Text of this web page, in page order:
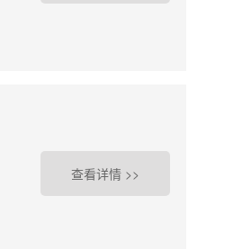
查看详情 >>